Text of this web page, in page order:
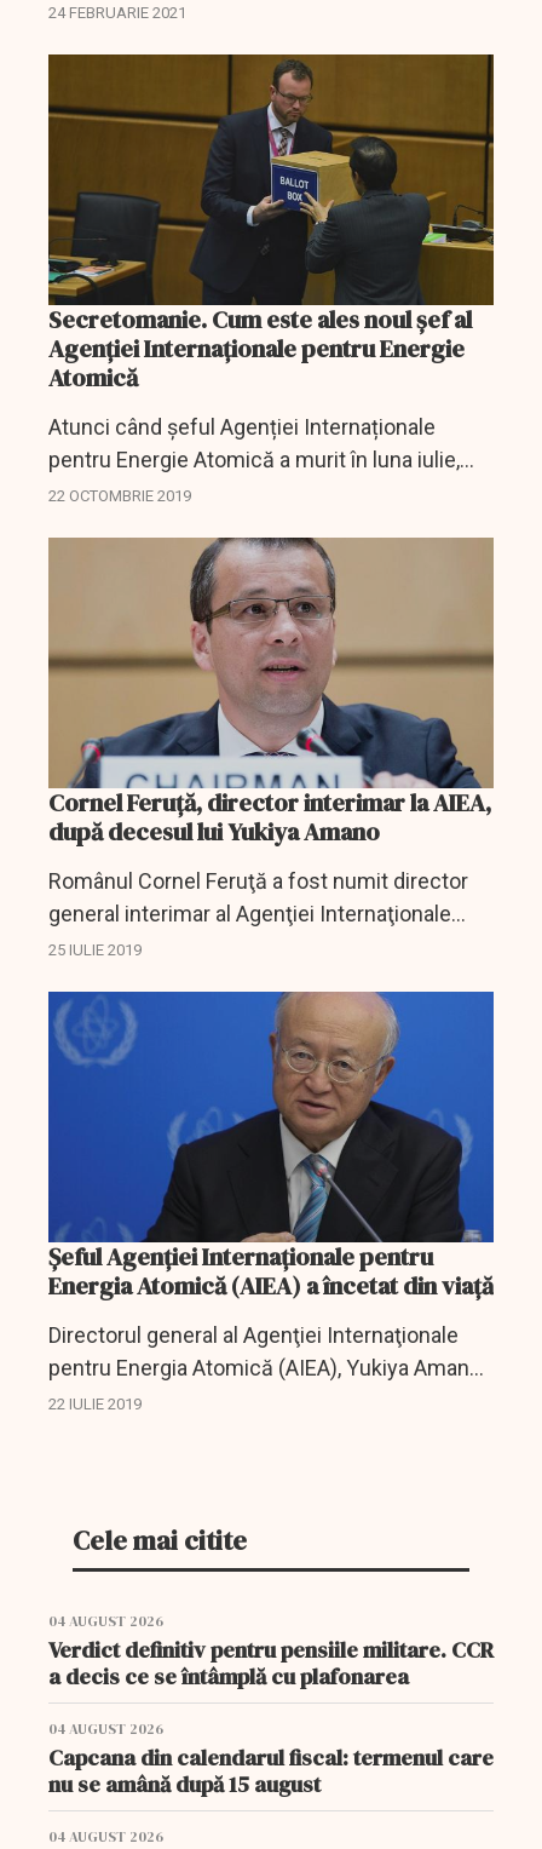
acordul din 2015, potrivit unui raport AIEA,
24 FEBRUARIE 2021
Secretomanie. Cum este ales noul șef al
Agenției Internaționale pentru Energie
Atomică
Atunci când șeful Agenției Internaționale
pentru Energie Atomică a murit în luna iulie,
decesul acestuia a fost ținut sectet timp de 4
22 OCTOMBRIE 2019
Cornel Feruţă, director interimar la AIEA,
după decesul lui Yukiya Amano
Românul Cornel Feruţă a fost numit director
general interimar al Agenţiei Internaţionale
pentru Energie Atomică (AIEA) până când
succesorului lui...
25 IULIE 2019
Șeful Agenţiei Internaţionale pentru
Energia Atomică (AIEA) a încetat din viață
Directorul general al Agenţiei Internaţionale
pentru Energia Atomică (AIEA), Yukiya Amano,
a încetat din viaţă, a anunţat luni agenţia, într-
22 IULIE 2019
Cele mai citite
04 AUGUST 2026
Verdict definitiv pentru pensiile militare. CCR
a decis ce se întâmplă cu plafonarea
04 AUGUST 2026
Capcana din calendarul fiscal: termenul care
nu se amână după 15 august
04 AUGUST 2026